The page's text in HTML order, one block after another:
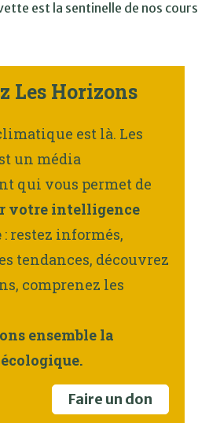
est la sentinelle de nos cours
Les Horizons
est là. Les
un média
qui vous permet de
votre intelligence
: restez informés,
tendances, découvrez
comprenez les
ensemble la
Faire un don